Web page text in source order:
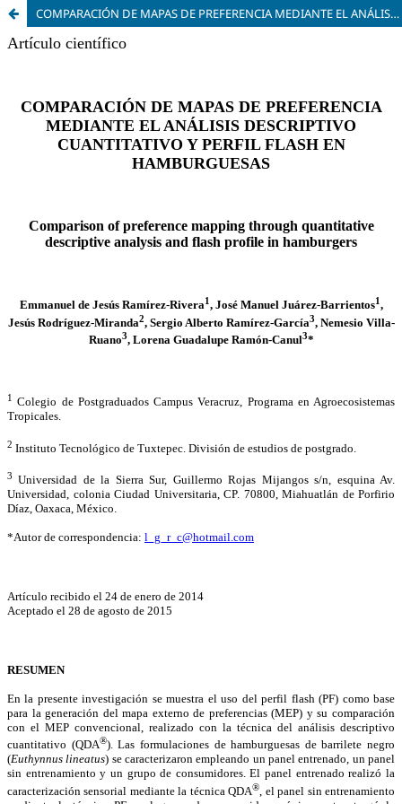
COMPARACIÓN DE MAPAS DE PREFERENCIA MEDIANTE EL ANÁLISIS DESCRIPTIVO CUANTITATIVO Y PERFIL FLASH EN HAMBURGUESAS